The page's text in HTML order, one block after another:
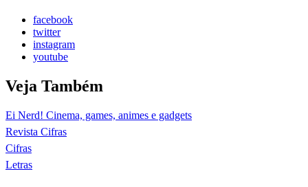
facebook
twitter
instagram
youtube
Veja Também
Ei Nerd! Cinema, games, animes e gadgets
Revista Cifras
Cifras
Letras